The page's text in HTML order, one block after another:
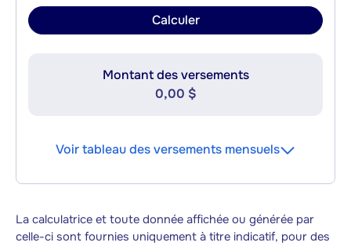
Calculer
Montant des versements
0,00 $
Voir tableau des versements mensuels
La calculatrice et toute donnée affichée ou générée par
celle-ci sont fournies uniquement à titre indicatif, pour des